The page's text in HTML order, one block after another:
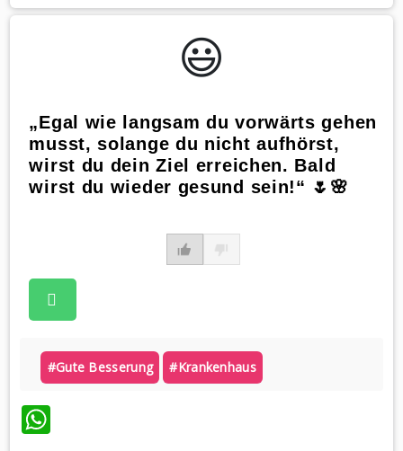
😃️
„Egal wie langsam du vorwärts gehen
musst, solange du nicht aufhörst,
wirst du dein Ziel erreichen. Bald
wirst du wieder gesund sein!“ 🌷🌸
#gute Besserung #krankenhaus
WhatsApp